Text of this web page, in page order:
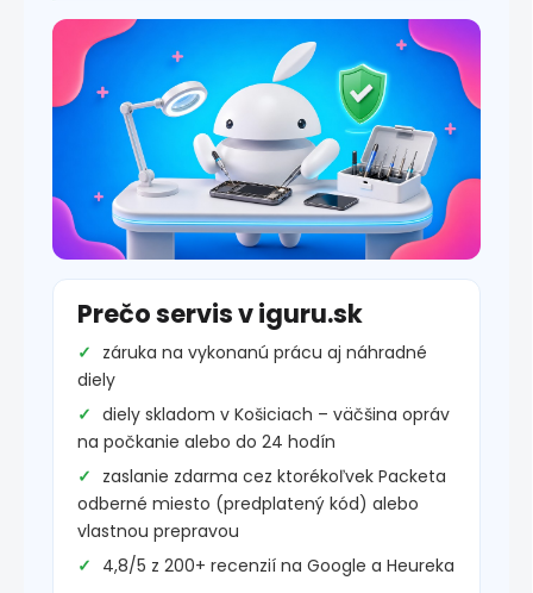
Prečo servis v iguru.sk
záruka na vykonanú prácu aj náhradné
diely
diely skladom v Košiciach – väčšina opráv
na počkanie alebo do 24 hodín
zaslanie zdarma cez ktorékoľvek Packeta
odberné miesto (predplatený kód) alebo
vlastnou prepravou
4,8/5 z 200+ recenzií na Google a Heureka